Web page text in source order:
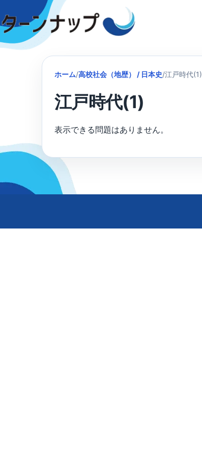
to
content
ホーム/高校社会（地歴） / 日本史/江戸時代(1)
江戸時代(1)
表示できる問題はありません。